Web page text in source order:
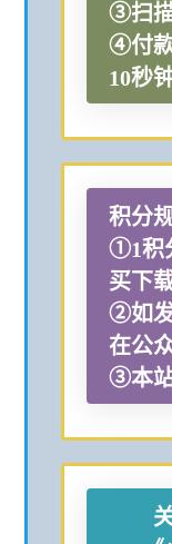
③扫
④付
10秒
积分
①1积
买下
②如
在公
③本